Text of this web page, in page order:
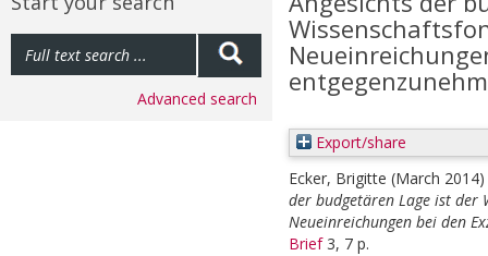
Advanced search
Export/share
Ecker, Brigitte (March 2014)
der budgetären Lage ist der
Neueinreichungen bei den
Brief3, 7 p.